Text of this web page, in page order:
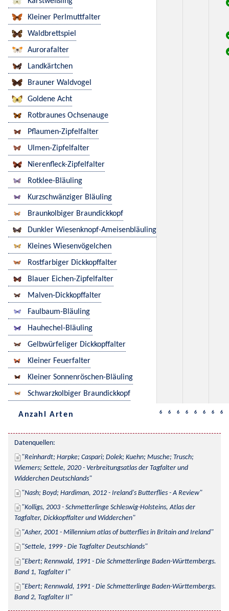
Kleiner Perlmuttfalter
Waldbrettspiel
Aurorafalter
Landkärtchen
Brauner Waldvogel
Goldene Acht
Rotbraunes Ochsenauge
Pflaumen-Zipfelfalter
Ulmen-Zipfelfalter
Nierenfleck-Zipfelfalter
Rotklee-Bläuling
Kurzschwänziger Bläuling
Braunkolbiger Braundickkopf
Dunkler Wiesenknopf-Ameisenbläuling
Kleines Wiesenvögelchen
Rostfarbiger Dickkopffalter
Blauer Eichen-Zipfelfalter
Malven-Dickkopffalter
Faulbaum-Bläuling
Hauhechel-Bläuling
Gelbwürfeliger Dickkopffalter
Kleiner Feuerfalter
Kleiner Sonnenröschen-Bläuling
Schwarzkolbiger Braundickkopf
Anzahl Arten 6 6 6 6 6 6 6 6
Datenquellen:
Reinhardt; Harpke; Caspari; Dolek; Kuehn; Musche; Trusch;
Wiemers; Settele, 2020 - Verbreitungsatlas der Tagfalter und
Widderchen Deutschlands
Nash; Boyd; Hardiman, 2012 - Ireland's Butterflies - A Review
Kolligs, 2003 - Schmetterlinge Schleswig-Holsteins, Atlas der
Tagfalter, Dickkopffalter und Widderchen
Asher, 2001 - Millennium atlas of butterflies in Britain and Ireland
Settele, 1999 - Die Tagfalter Deutschlands
Ebert; Rennwald, 1991 - Die Schmetterlinge Baden-Württembergs.
Band 1, Tagfalter I
Ebert; Rennwald, 1991 - Die Schmetterlinge Baden-Württembergs.
Band 2, Tagfalter II